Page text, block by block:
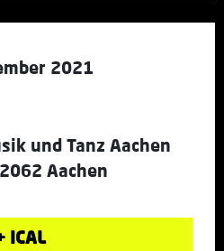
2021
und Tanz Aachen
Aachen
ICAL